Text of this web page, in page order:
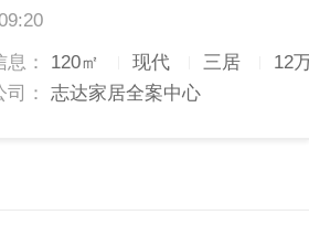
息：
120㎡ 现代 三居
12
：
志达家居全案中心